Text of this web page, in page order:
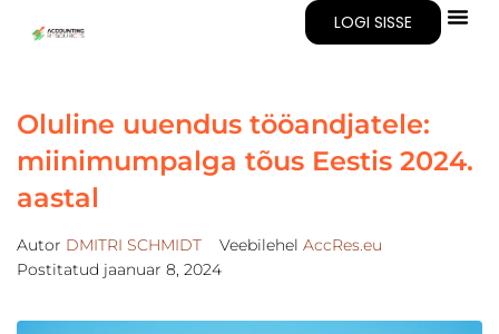
LOGI SISSE
Oluline uuendus tööandjatele:
miinimumpalga tõus Eestis 2024.
aastal
Autor DMITRI SCHMIDT Veebilehel AccRes.eu
Postitatud jaanuar 8, 2024